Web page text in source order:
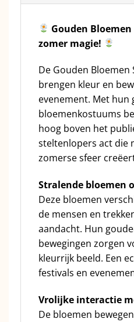
Gouden
zomer magie!
De Gouden
brengen kleur en
evenement. Met hun
bloemenkostuums
hoog boven het
steltenlopers act die
zomerse sfeer
Stralende bloemen
Deze bloemen
de mensen en
aandacht. Hun
bewegingen zorgen
kleurrijk beeld. Een
festivals en
Vrolijke interactie
De bloemen